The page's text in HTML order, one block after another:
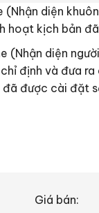
(Nhận diện
hoạt kịch bản
(Nhận diện
định và đưa
đã được cài đặt
Giá bán: